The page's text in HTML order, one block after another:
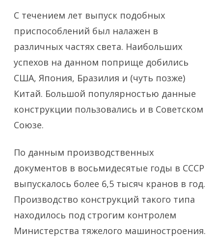
С течением лет выпуск подобных
приспособлений был налажен в
различных частях света. Наибольших
успехов на данном поприще добились
США, Япония, Бразилия и (чуть позже)
Китай. Большой популярностью данные
конструкции пользовались и в Советском
Союзе.
По данным производственных
документов в восьмидесятые годы в СССР
выпускалось более 6,5 тысяч кранов в год.
Производство конструкций такого типа
находилось под строгим контролем
Министерства тяжелого машиностроения.